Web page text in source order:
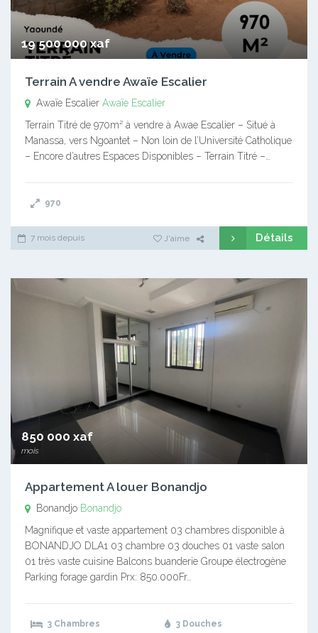
19 500 000 xaf
Terrain A vendre Awaïe Escalier
Awaïe Escalier Awaïe Escalier
Terrain Titré de 970m² à vendre à Awae Escalier – Situé à
Manassa, vers Ngoantet – Non loin de l’Université Catholique
– Encore d’autres Espaces Disponibles – Terrain Titré –…
970
7 mois depuis J'aime Détails
850 000 xaf
mois
Appartement A louer Bonandjo
Bonandjo Bonandjo
Magnifique et vaste appartement 03 chambres disponible à
BONANDJO DLA1 03 chambre 03 douches 01 vaste salon
01 très vaste cuisine Balcons buanderie Groupe électrogène
Parking forage gardin Prx: 850.000Fr…
3 Chambres 3 Douches